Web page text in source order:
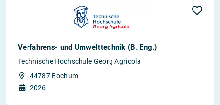
Verfahrens- und Umwelttechnik (B. Eng.)
Technische Hochschule Georg Agricola
44787 Bochum
2026